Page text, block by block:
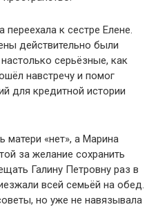
к сестре Елене.
действительно были
серьёзные, как
навстречу и помог
для кредитной истории
матери «нет», а Марина
за желание сохранить
Галину Петровну раз в
всей семьёй на обед.
но уже не навязывала